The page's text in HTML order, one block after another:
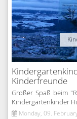
Kinderfreunde
Großer Spaß beim
Kindergartenkinder
Monday, 09.